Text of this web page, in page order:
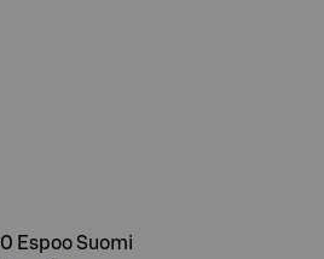
Espoo Suomi